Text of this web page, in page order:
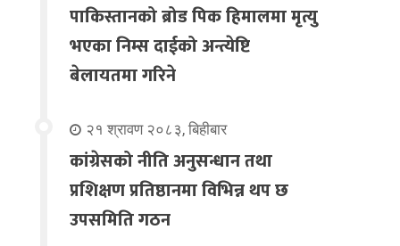
पाकिस्तानको ब्रोड पिक हिमालमा मृत्यु
भएका निम्स दाईको अन्त्येष्टि
बेलायतमा गरिने
२१ श्रावण २०८३, बिहीबार
कांग्रेसको नीति अनुसन्धान तथा
प्रशिक्षण प्रतिष्ठानमा विभिन्न थप छ
उपसमिति गठन